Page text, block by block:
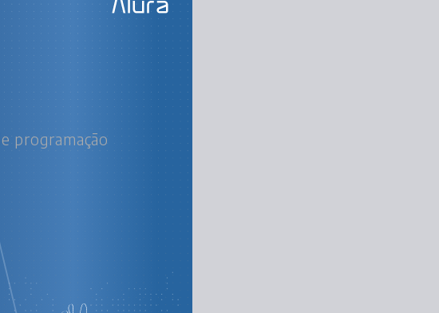
programação
AULAS DO CURSO
de programação
Chain of Responsibility
Template Method
Observer